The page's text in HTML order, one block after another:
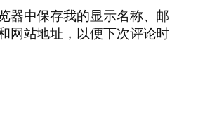
器中保存我的显示名称、邮
网站地址，以便下次评论时